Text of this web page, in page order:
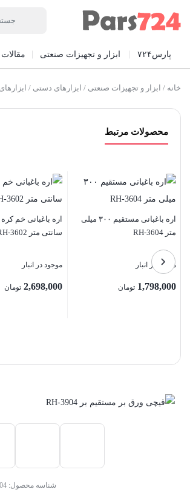
پارس۷۲۴ ابزار و تجهیزات صنعتی
خانه / ابزار و تجهیزات صنعتی / ابزارهای دستی /
محصولات مرتبط
اره باغبانی مستقیم ۳۰۰ میلی
متر RH-3604
موجود در انبار
1,798,000 تومان
سانتی متر RH-3602
موجود در انبار
2,698,000 تومان
شناسه محصول: